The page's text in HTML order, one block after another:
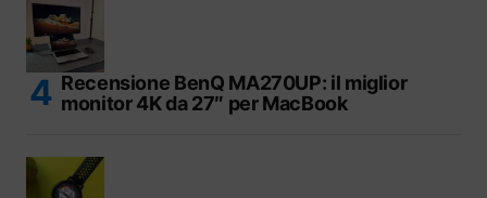
Recensione BenQ MA270UP: il miglior
monitor 4K da 27″ per MacBook